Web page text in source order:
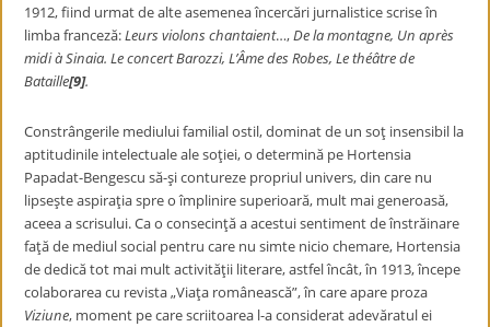
1912, fiind urmat de alte asemenea încercări jurnalistice scrise în
limba franceză:Leurs violons chantaient…,De la montagne, Un après
midi à Sinaia. Le concert Barozzi, L’Âme des Robes, Le théâtre de
Bataille[9].
Constrângerile mediului familial ostil, dominat de un soţ insensibil la
aptitudinile intelectuale ale soţiei, o determină pe Hortensia
Papadat-Bengescu să-şi contureze propriul univers, din care nu
lipseşte aspiraţia spre o împlinire superioară, mult mai generoasă,
aceea a scrisului. Ca o consecinţă a acestui sentiment de înstrăinare
faţă de mediul social pentru care nu simte nicio chemare, Hortensia
de dedică tot mai mult activităţii literare, astfel încât, în 1913, începe
colaborarea cu revista „Viaţa românească”, în care apare proza
Viziune, moment pe care scriitoarea l-a considerat adevăratul ei